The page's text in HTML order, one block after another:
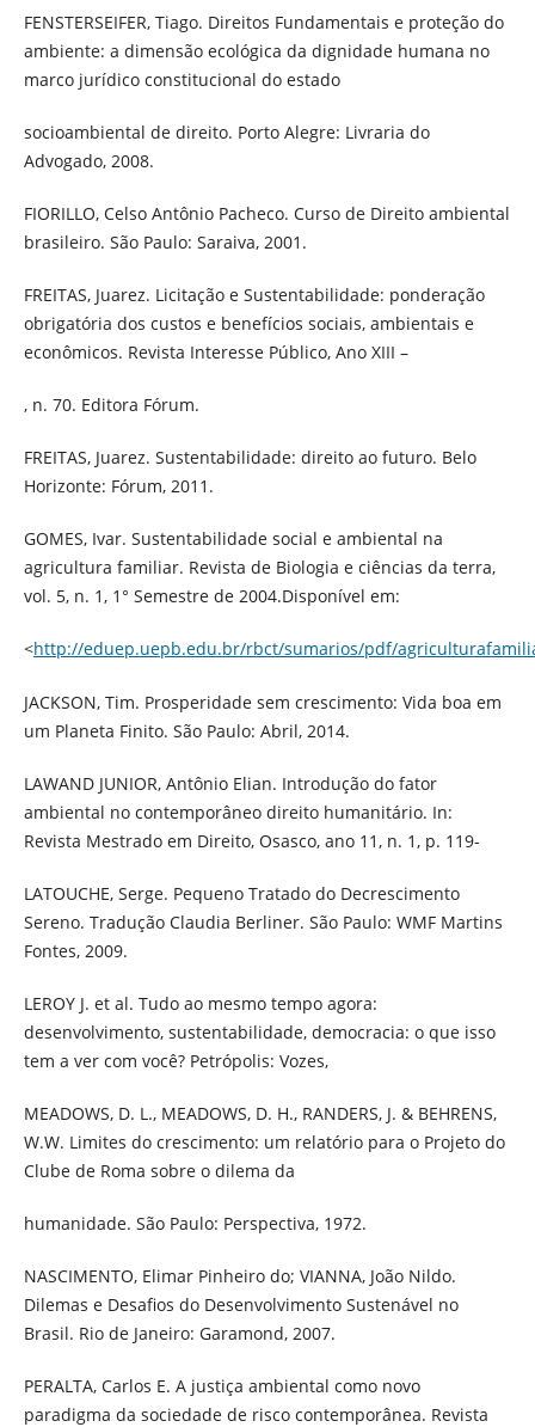
FENSTERSEIFER, Tiago. Direitos Fundamentais e proteção do
ambiente: a dimensão ecológica da dignidade humana no
marco jurídico constitucional do estado
socioambiental de direito. Porto Alegre: Livraria do
Advogado, 2008.
FIORILLO, Celso Antônio Pacheco. Curso de Direito ambiental
brasileiro. São Paulo: Saraiva, 2001.
FREITAS, Juarez. Licitação e Sustentabilidade: ponderação
obrigatória dos custos e benefícios sociais, ambientais e
econômicos. Revista Interesse Público, Ano XIII –
, n. 70. Editora Fórum.
FREITAS, Juarez. Sustentabilidade: direito ao futuro. Belo
Horizonte: Fórum, 2011.
GOMES, Ivar. Sustentabilidade social e ambiental na
agricultura familiar. Revista de Biologia e ciências da terra,
vol. 5, n. 1, 1° Semestre de 2004.Disponível em:
<http://eduep.uepb.edu.br/rbct/sumarios/pdf/
JACKSON, Tim. Prosperidade sem crescimento: Vida boa em
um Planeta Finito. São Paulo: Abril, 2014.
LAWAND JUNIOR, Antônio Elian. Introdução do fator
ambiental no contemporâneo direito humanitário. In:
Revista Mestrado em Direito, Osasco, ano 11, n. 1, p. 119-
LATOUCHE, Serge. Pequeno Tratado do Decrescimento
Sereno. Tradução Claudia Berliner. São Paulo: WMF Martins
Fontes, 2009.
LEROY J. et al. Tudo ao mesmo tempo agora:
desenvolvimento, sustentabilidade, democracia: o que isso
tem a ver com você? Petrópolis: Vozes,
MEADOWS, D. L., MEADOWS, D. H., RANDERS, J. & BEHRENS,
W.W. Limites do crescimento: um relatório para o Projeto do
Clube de Roma sobre o dilema da
humanidade. São Paulo: Perspectiva, 1972.
NASCIMENTO, Elimar Pinheiro do; VIANNA, João Nildo.
Dilemas e Desafios do Desenvolvimento Sustenável no
Brasil. Rio de Janeiro: Garamond, 2007.
PERALTA, Carlos E. A justiça ambiental como novo
paradigma da sociedade de risco contemporânea. Revista